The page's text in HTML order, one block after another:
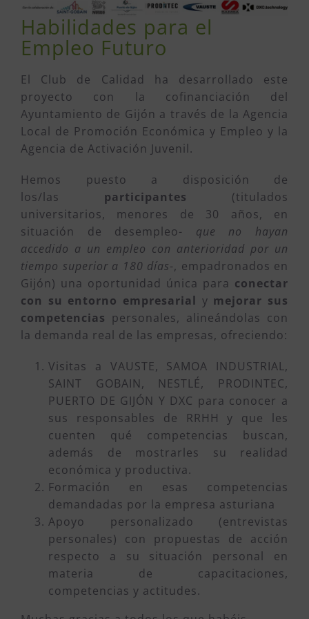
Habilidades para el
Empleo Futuro
El Club de Calidad ha desarrollado este
proyecto con la cofinanciación del
Ayuntamiento de Gijón a través de la Agencia
Local de Promoción Económica y Empleo y la
Agencia de Activación Juvenil.
Hemos puesto a disposición de
los/las participantes (titulados
universitarios, menores de 30 años, en
situación de desempleo- que no hayan
accedido a un empleo con anterioridad por un
tiempo superior a 180 días-, empadronados en
Gijón) una oportunidad única para conectar
con su entorno empresarial y mejorar sus
competencias personales, alineándolas con
la demanda real de las empresas, ofreciendo:
Visitas a VAUSTE, SAMOA INDUSTRIAL,
SAINT GOBAIN, NESTLÉ, PRODINTEC,
PUERTO DE GIJÓN Y DXC para conocer a
sus responsables de RRHH y que les
cuenten qué competencias buscan,
además de mostrarles su realidad
económica y productiva.
Formación en esas competencias
demandadas por la empresa asturiana
Apoyo personalizado (entrevistas
personales) con propuestas de acción
respecto a su situación personal en
materia de capacitaciones,
competencias y actitudes.